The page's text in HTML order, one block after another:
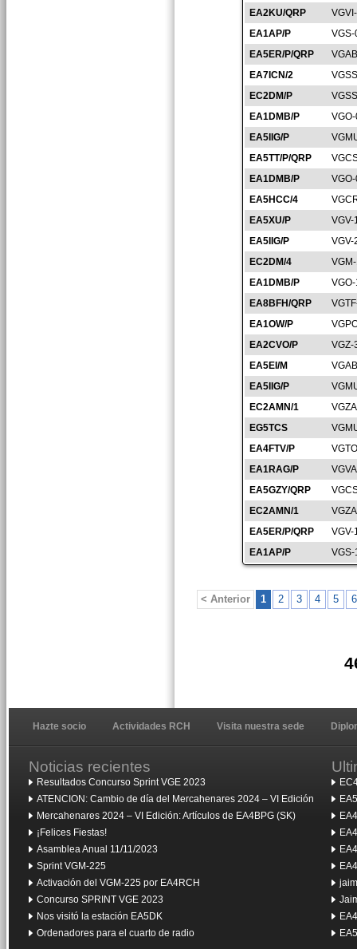
EA2KU/QRP
EA1AP/P
EA5ER/P/QRP
EA7ICN/2
EC2DM/P
EA1DMB/P
EA5IIG/P
EA5TT/P/QRP
EA1DMB/P
EA5HCC/4
EA5XU/P
VGV-
EA5IIG/P
VGV-
EC2DM/4
EA1DMB/P
EA8BFH/QRP
EA1OW/P
EA2CVO/P
VGZ-
EA5EI/M
EA5IIG/P
EC2AMN/1
EG5TCS
EA4FTV/P
EA1RAG/P
EA5GZY/QRP
EC2AMN/1
EA5ER/P/QRP
VGV-
EA1AP/P
< Anterior 1 2 3 4 5 6
Hazte socio Actividades RCH Visita nuestra sede
Noticias recientes
Resultados Concurso Sprint VGE 2023
ATENCION: Cambio de día del Mercahenares 2024 – VI Edición
Mercahenares 2024 – VI Edición: Artículos de EA4BPG (SK)
¡Felices Fiestas!
Asamblea Anual 11/11/2023
Sprint VGM-225
Activación del VGM-225 por EA4RCH
Concurso SPRINT VGE 2023
Nos visitó la estación EA5DK
Ordenadores para el cuarto de radio